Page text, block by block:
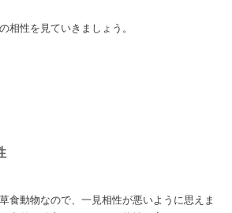
相性を見ていきましょう。
食動物なので、一見相性が悪いように思えま